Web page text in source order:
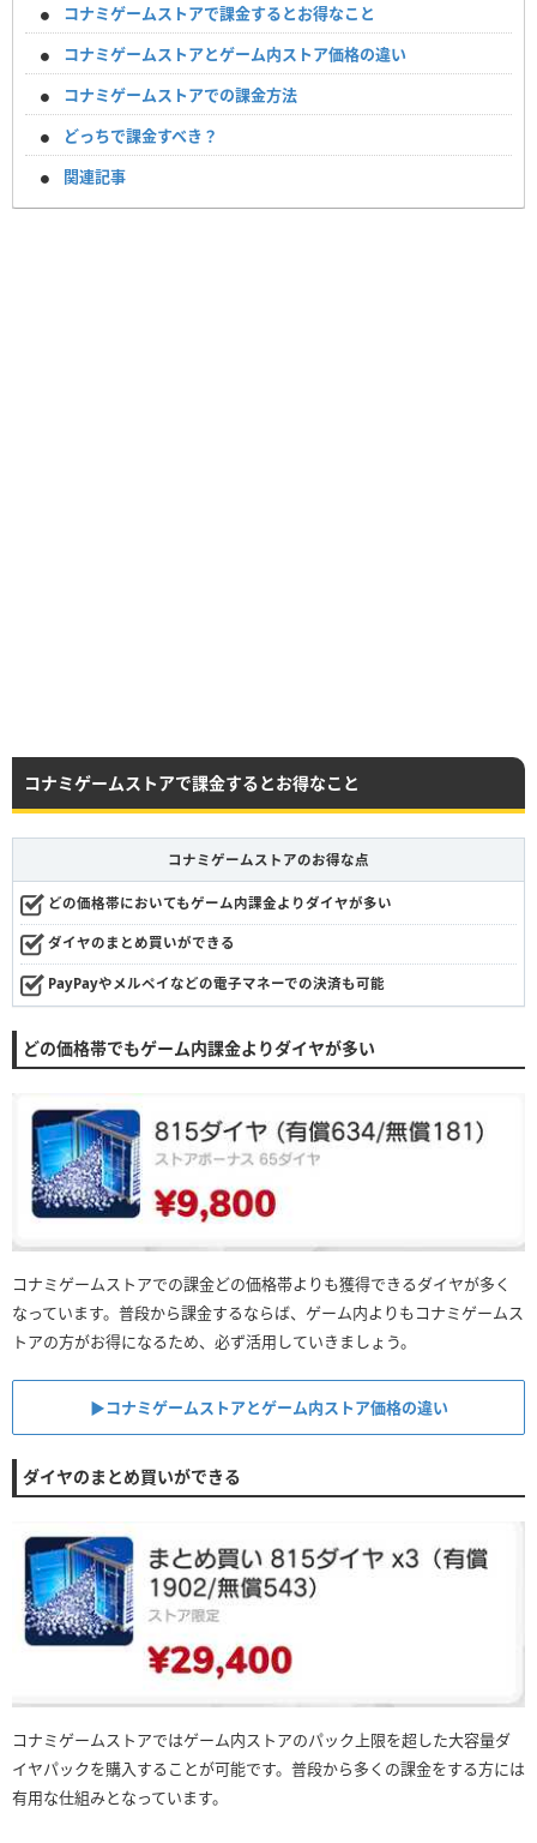
コナミゲームストアで課金するとお得なこと
コナミゲームストアとゲーム内ストア価格の違い
コナミゲームストアでの課金方法
どっちで課金すべき？
関連記事
コナミゲームストアで課金するとお得なこと
コナミゲームストアのお得な点
どの価格帯においてもゲーム内課金よりダイヤが多い
ダイヤのまとめ買いができる
PayPayやメルペイなどの電子マネーでの決済も可能
どの価格帯でもゲーム内課金よりダイヤが多い
コナミゲームストアでの課金どの価格帯よりも獲得できるダイヤが多く
なっています。普段から課金するならば、ゲーム内よりもコナミゲームス
トアの方がお得になるため、必ず活用していきましょう。
▶︎コナミゲームストアとゲーム内ストア価格の違い
ダイヤのまとめ買いができる
コナミゲームストアではゲーム内ストアのパック上限を超した大容量ダ
イヤパックを購入することが可能です。普段から多くの課金をする方には
有用な仕組みとなっています。